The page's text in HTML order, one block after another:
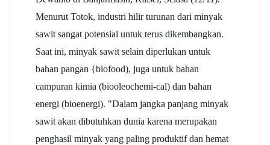
Menurut Totok, industri hilir turunan dari minyak
sawit sangat potensial untuk terus dikembangkan.
Saat ini, minyak sawit selain diperlukan untuk
bahan pangan {biofood), juga untuk bahan
campuran kimia (biooleochemi-cal) dan bahan
energi (bioenergi). "Dalam jangka panjang minyak
sawit akan dibutuhkan dunia karena merupakan
penghasil minyak yang paling produktif dan hemat